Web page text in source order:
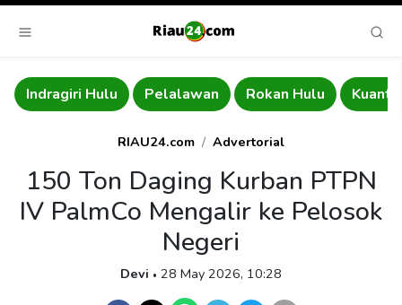
Pelalawan Rokan Hulu Kuantan Singingi
RIAU24.com Advertorial
150 Ton Daging Kurban PTPN
IV PalmCo Mengalir ke Pelosok
Negeri
Devi • 28 May 2026, 10:28